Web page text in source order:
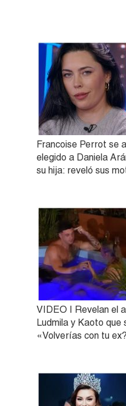
Francoise Perrot se
elegido a Daniela
su hija: reveló sus
VIDEO | Revelan el
Ludmila y Kaoto que
«Volverías con tu